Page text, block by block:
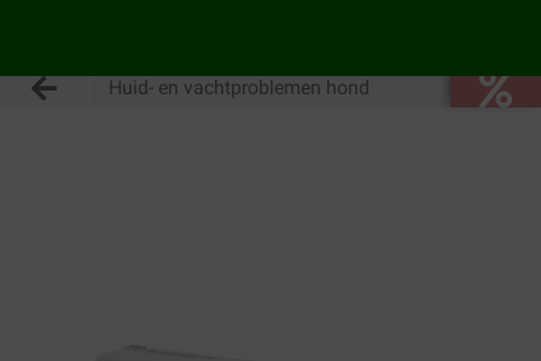
Huid- en vachtproblemen hond